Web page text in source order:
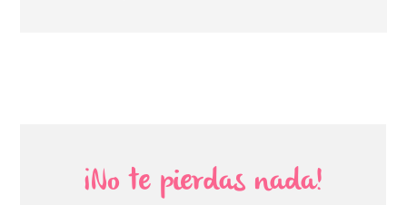
¡No te pierdas nada!